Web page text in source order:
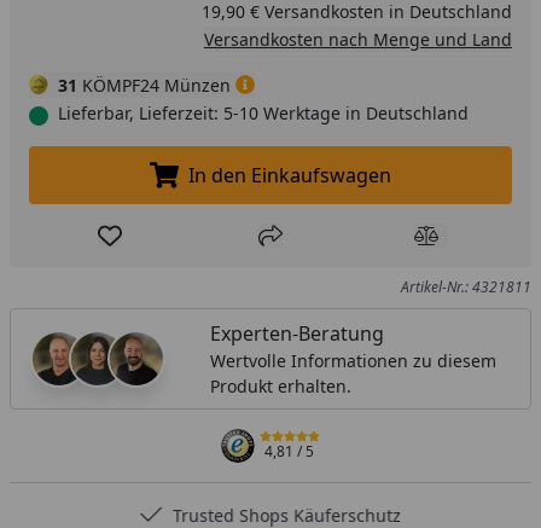
19,90 € Versandkosten in Deutschland
Versandkosten nach Menge und Land
31 KÖMPF24 Münzen
Lieferbar, Lieferzeit: 5-10 Werktage in Deutschland
In den Einkaufswagen legen
In den Einkaufswagen
Produkt zur Wunschliste hinzufügen
Teilen Produkt
Artikel-Nr.: 4321811
Experten-Beratung
Wertvolle Informationen zu diesem
Produkt erhalten.
4,81/ 5
Trusted Shops Käuferschutz